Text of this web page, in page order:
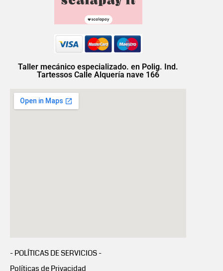
Taller mecánico especializado. en Polig. Ind.
Tartessos Calle Alquería nave 166
- POLÍTICAS DE SERVICIOS -
Políticas de Privacidad